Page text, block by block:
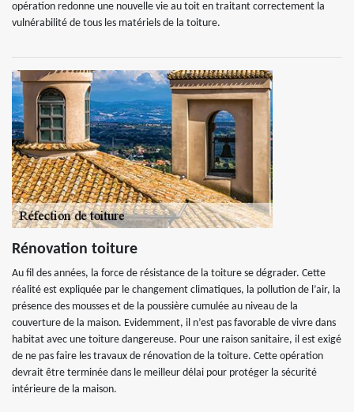
opération redonne une nouvelle vie au toit en traitant correctement la
vulnérabilité de tous les matériels de la toiture.
Rénovation toiture
Au fil des années, la force de résistance de la toiture se dégrader. Cette
réalité est expliquée par le changement climatiques, la pollution de l’air, la
présence des mousses et de la poussière cumulée au niveau de la
couverture de la maison. Evidemment, il n’est pas favorable de vivre dans
habitat avec une toiture dangereuse. Pour une raison sanitaire, il est exigé
de ne pas faire les travaux de rénovation de la toiture. Cette opération
devrait être terminée dans le meilleur délai pour protéger la sécurité
intérieure de la maison.